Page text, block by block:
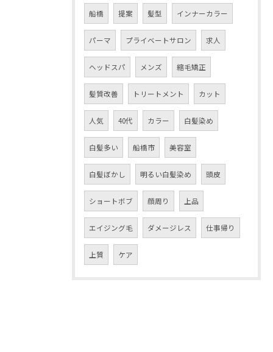
船橋 提案 髪型 インナーカラー
パーマ プライベートサロン 求人
ヘッドスパ メンズ 縮毛矯正
髪質改善 トリートメント カット
人気 40代 カラー 白髪染め
白髪多い 船橋市 美容室
白髪ぼかし 明るい白髪染め 頭皮
ショートボブ 顔周り 上品
エイジング毛 ダメージレス 仕事帰り
上質 ケア